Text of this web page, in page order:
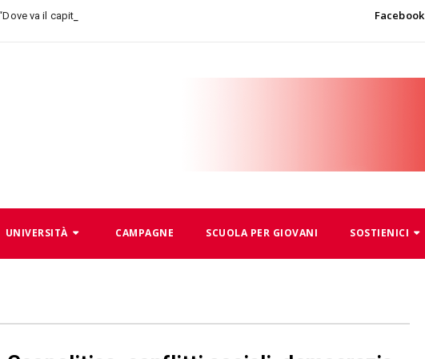
va il capitalismo, dove Skip
content
Facebook
UNIVERSITÀ CAMPAGNE SCUOLA PER GIOVANI SOSTIENICI